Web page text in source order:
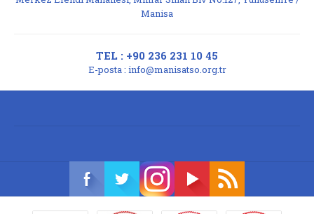
Manisa
TEL : +90 236 231 10 45
E-posta : info@manisatso.org.tr